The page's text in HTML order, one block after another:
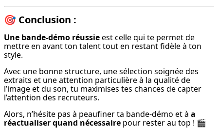
🎯 Conclusion :
Une bande-démo réussie est celle qui te permet de
mettre en avant ton talent tout en restant fidèle à ton
style.
Avec une bonne structure, une sélection soignée des
extraits et une attention particulière à la qualité de
l’image et du son, tu maximises tes chances de capter
l’attention des recruteurs.
Alors, n’hésite pas à peaufiner ta bande-démo et à a
réactualiser quand nécessaire pour rester au top ! 🎬